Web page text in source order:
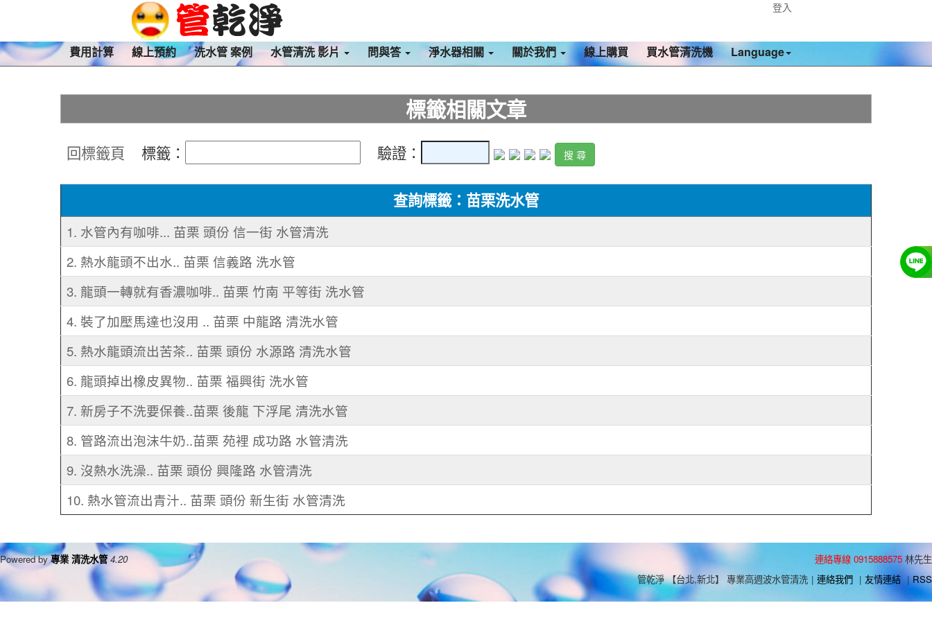
登入
費用計算 線上預約 洗水管 案例 水管清洗 影片 問與答 淨水器相關 關於我們 線上購買 買水管清洗機 Language
標籤相關文章
回標籤頁 標籤： 驗證：
查詢標籤：苗栗洗水管
1. 水管內有咖啡... 苗栗 頭份 信一街 水管清洗
2. 熱水龍頭不出水.. 苗栗 信義路 洗水管
3. 龍頭一轉就有香濃咖啡.. 苗栗 竹南 平等街 洗水管
4. 裝了加壓馬達也沒用 .. 苗栗 中龍路 清洗水管
5. 熱水龍頭流出苦茶.. 苗栗 頭份 水源路 清洗水管
6. 龍頭掉出橡皮異物.. 苗栗 福興街 洗水管
7. 新房子不洗要保養..苗栗 後龍 下浮尾 清洗水管
8. 管路流出泡沫牛奶..苗栗 苑裡 成功路 水管清洗
9. 沒熱水洗澡.. 苗栗 頭份 興隆路 水管清洗
10. 熱水管流出青汁.. 苗栗 頭份 新生街 水管清洗
連絡專線 0915888575 林先生
管乾淨 【台北,新北】 專業高週波水管清洗 | 連絡我們 | 友情連結 | RSS
Powered by專業 清洗水管 4.20